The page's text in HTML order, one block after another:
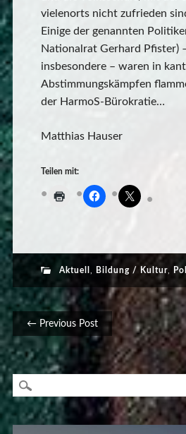
vielenorts nicht zufrieden
Einige der genannten
Nationalrat Gerhard Pfister)
insbesondere – waren in
Abstimmungskämpfen
der HarmoS-Bürokratie…
Matthias Hauser
Teilen mit:
Aktuell , Bildung / Kultur,
Post navigation
← Previous Post